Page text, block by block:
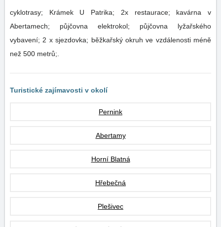
cyklotrasy; Krámek U Patrika; 2x restaurace; kavárna v
Abertamech; půjčovna elektrokol; půjčovna lyžařského
vybavení; 2 x sjezdovka; běžkařský okruh ve vzdálenosti méně
než 500 metrů;.
Turistické zajímavosti v okolí
Pernink
Abertamy
Horní Blatná
Hřebečná
Plešivec